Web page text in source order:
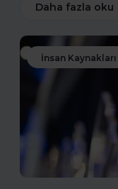
Daha fazla oku
İnsan Kaynakları